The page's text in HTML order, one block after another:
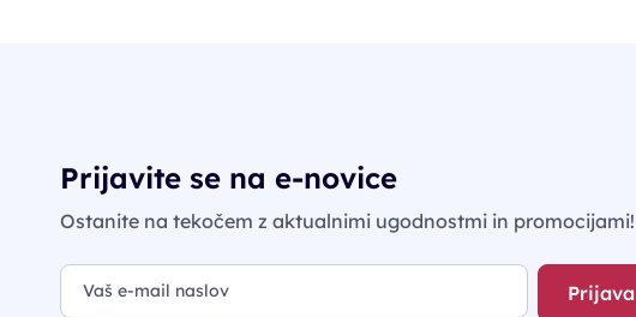
Prijavite se na e-novice
Ostanite na tekočem z aktualnimi ugodnostmi in promocijami!
Prijava